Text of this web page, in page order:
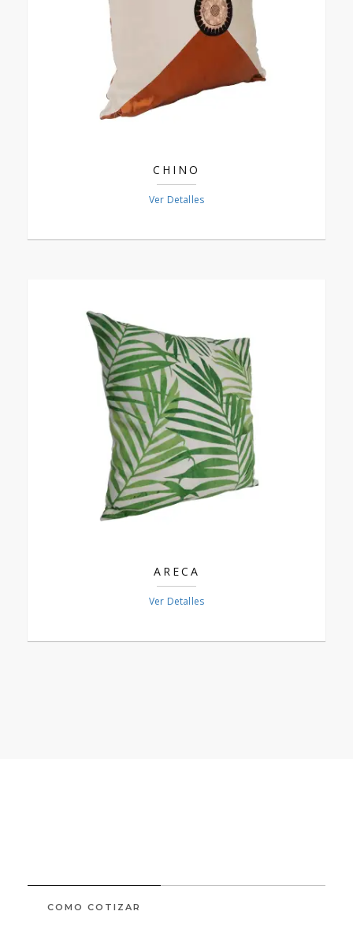
CHINO
Ver Detalles
ARECA
Ver Detalles
COMO COTIZAR